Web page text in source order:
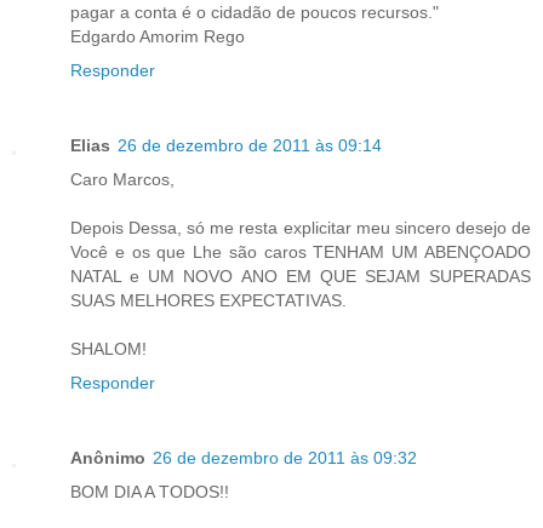
pagar a conta é o cidadão de poucos recursos."
Edgardo Amorim Rego
Responder
Elias 26 de dezembro de 2011 às 09:14
Caro Marcos,
Depois Dessa, só me resta explicitar meu sincero desejo de
Você e os que Lhe são caros TENHAM UM ABENÇOADO
NATAL e UM NOVO ANO EM QUE SEJAM SUPERADAS
SUAS MELHORES EXPECTATIVAS.
SHALOM!
Responder
Anônimo 26 de dezembro de 2011 às 09:32
BOM DIA A TODOS!!